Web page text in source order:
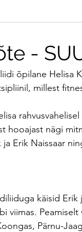
-
õpilane Helisa
millest
rahvusvahelisel
hooajast nägi
Erik Naissaar
käisid Erik
viimas.
Pärnu-